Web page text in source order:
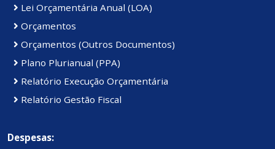
Lei Orçamentária Anual (LOA)
Orçamentos
Orçamentos (Outros Documentos)
Plano Plurianual (PPA)
Relatório Execução Orçamentária
Relatório Gestão Fiscal
Despesas: